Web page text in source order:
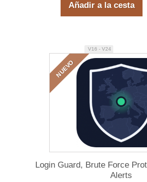
Añadir a la cesta
NUEVO
V16 - V24
Login Guard, Brute Force
Alerts